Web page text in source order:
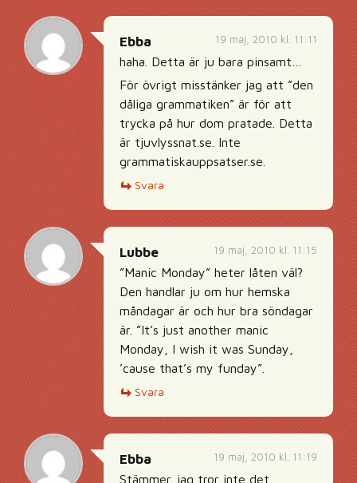
19 maj, 2010 kl. 11:11
Ebba
haha. Detta är ju bara pinsamt…
För övrigt misstänker jag att ”den
dåliga grammatiken” är för att
trycka på hur dom pratade. Detta
är tjuvlyssnat.se. Inte
grammatiskauppsatser.se.
Svara
19 maj, 2010 kl. 11:15
Lubbe
”Manic Monday” heter låten väl?
Den handlar ju om hur hemska
måndagar är och hur bra söndagar
är. ”It’s just another manic
Monday, I wish it was Sunday,
’cause that’s my funday”.
Svara
19 maj, 2010 kl. 11:19
Ebba
Stämmer. jag tror inte det